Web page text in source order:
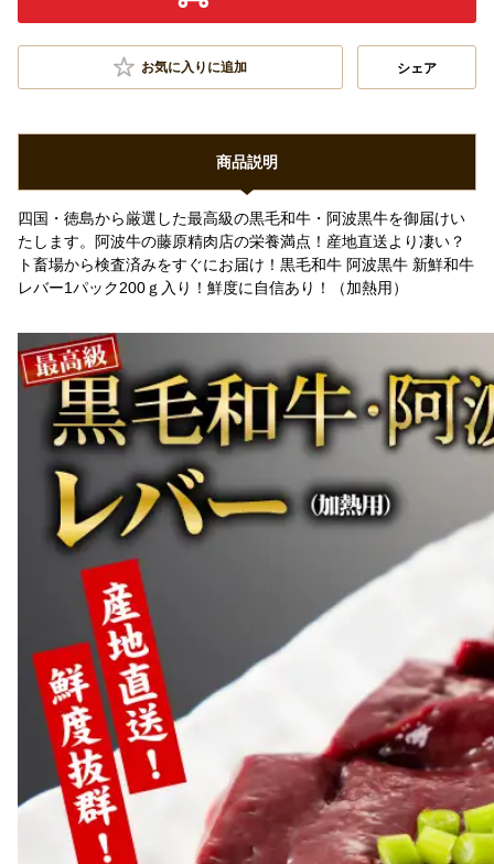
お気に入りに追加 シェア
商品説明
四国・徳島から厳選した最高級の黒毛和牛・阿波黒牛を御届けい
たします。阿波牛の藤原精肉店の栄養満点！産地直送より凄い？
ト畜場から検査済みをすぐにお届け！黒毛和牛 阿波黒牛 新鮮和牛
レバー1パック200ｇ入り！鮮度に自信あり！（加熱用）